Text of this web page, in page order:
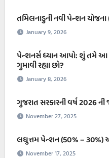
તમિલનાડુની નવી પેન્શન યોજના
January 9, 2026
પેન્શનર્સ ધ્યાન આપો: શું તમે આ
ગુમાવી રહ્યા છો?
January 8, 2026
ગુજરાત સરકારની વર્ષ 2026
November 27, 2025
લઘુત્તમ પેન્શન (50% – ૩૦%)
November 17, 2025